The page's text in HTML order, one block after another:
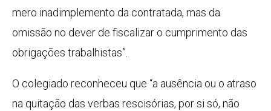
mero inadimplemento da contratada, mas da
omissão no dever de fiscalizar o cumprimento das
obrigações trabalhistas”.
O colegiado reconheceu que “a ausência ou o atraso
na quitação das verbas rescisórias, por si só, não